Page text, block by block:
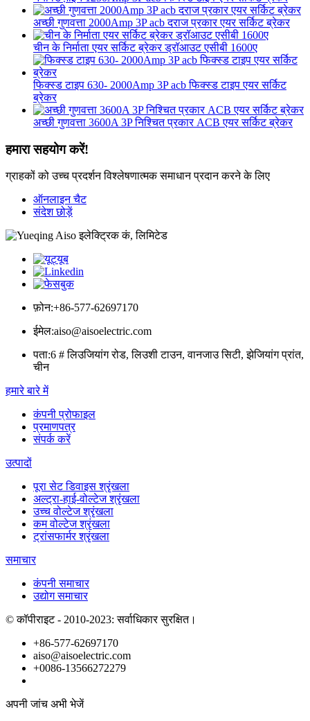
अच्छी गुणवत्ता 2000Amp 3P acb दराज प्रकार एयर सर्किट ब्रेकर
चीन के निर्माता एयर सर्किट ब्रेकर ड्रॉआउट एसीबी 1600ए
फिक्स्ड टाइप 630- 2000Amp 3P acb फिक्स्ड टाइप एयर सर्किट
ब्रेकर
अच्छी गुणवत्ता 3600A 3P निश्चित प्रकार ACB एयर सर्किट ब्रेकर
हमारा सहयोग करें!
ग्राहकों को उच्च प्रदर्शन विश्लेषणात्मक समाधान प्रदान करने के लिए
ऑनलाइन चैट
संदेश छोड़ें
फ़ोन:+86-577-62697170
ईमेल:aiso@aisoelectric.com
पता:6 # लिउजियांग रोड, लिउशी टाउन, वानजाउ सिटी, झेजियांग प्रांत,
चीन
हमारे बारे में
कंपनी प्रोफाइल
प्रमाणपत्र
संपर्क करें
उत्पादों
पूरा सेट डिवाइस श्रृंखला
अल्ट्रा-हाई-वोल्टेज श्रृंखला
उच्च वोल्टेज श्रृंखला
कम वोल्टेज श्रृंखला
ट्रांसफार्मर श्रृंखला
समाचार
कंपनी समाचार
उद्योग समाचार
© कॉपीराइट - 2010-2023: सर्वाधिकार सुरक्षित।
+86-577-62697170
aiso@aisoelectric.com
+0086-13566272279
अपनी जांच अभी भेजें